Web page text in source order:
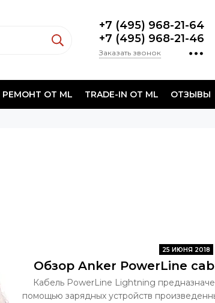
+7 (495) 968-21-64
+7 (495) 968-21-46
Заказать звонок
РЕМОНТ ОТ ML TRADE-IN ОТ ML ОТЗЫВЫ
25 ИЮНЯ 2018
Обзор Anker PowerLine
Кабель PowerLine Lightning
помощью зарядных устройств